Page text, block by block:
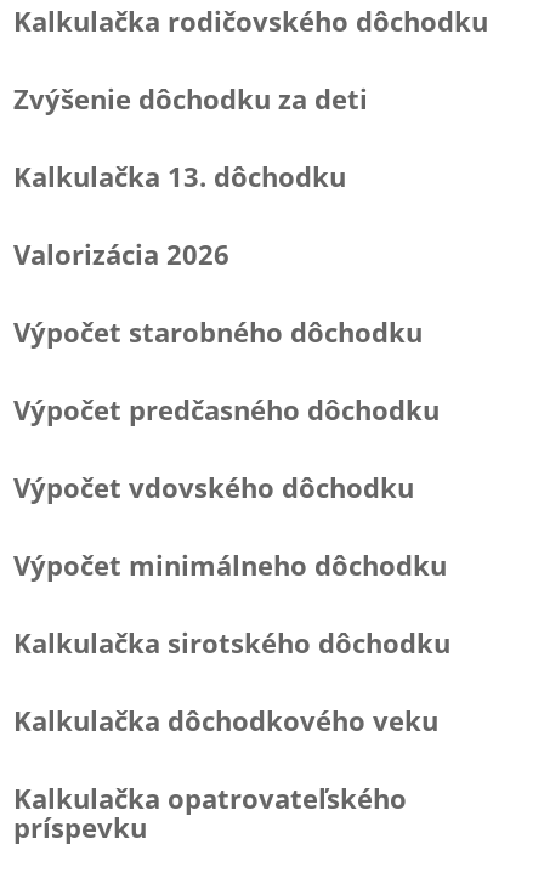
Kalkulačka rodičovského dôchodku
Zvýšenie dôchodku za deti
Kalkulačka 13. dôchodku
Valorizácia 2026
Výpočet starobného dôchodku
Výpočet predčasného dôchodku
Výpočet vdovského dôchodku
Výpočet minimálneho dôchodku
Kalkulačka sirotského dôchodku
Kalkulačka dôchodkového veku
Kalkulačka opatrovateľského
príspevku